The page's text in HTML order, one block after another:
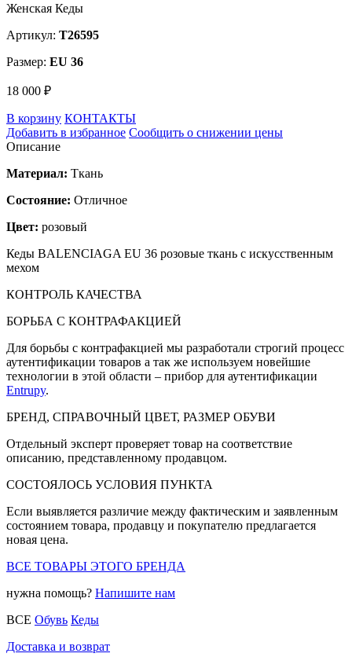
Женская Кеды
Артикул: T26595
Размер: EU 36
18 000 ₽
В корзину КОНТАКТЫ
Добавить в избранное Сообщить о снижении цены
Описание
Материал: Ткань
Состояние: Отличное
Цвет: розовый
Кеды BALENCIAGA EU 36 розовые ткань с искусcтвенным
мехом
КОНТРОЛЬ КАЧЕСТВА
БОРЬБА С КОНТРАФАКЦИЕЙ
Для борьбы с контрафакцией мы разработали строгий процесс
аутентификации товаров а так же используем новейшие
технологии в этой области – прибор для аутентификации
Entrupy.
БРЕНД, СПРАВОЧНЫЙ ЦВЕТ, РАЗМЕР ОБУВИ
Отдельный эксперт проверяет товар на соответствие
описанию, представленному продавцом.
СОСТОЯЛОСЬ УСЛОВИЯ ПУНКТА
Если выявляется различие между фактическим и заявленным
состоянием товара, продавцу и покупателю предлагается
новая цена.
ВСЕ ТОВАРЫ ЭТОГО БРЕНДА
нужна помощь? Напишите нам
ВСЕ Обувь Кеды
Доставка и возврат